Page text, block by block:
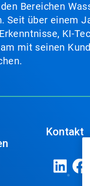
Bereichen
Seit über einem
KI-
mit seinen
Kontakt